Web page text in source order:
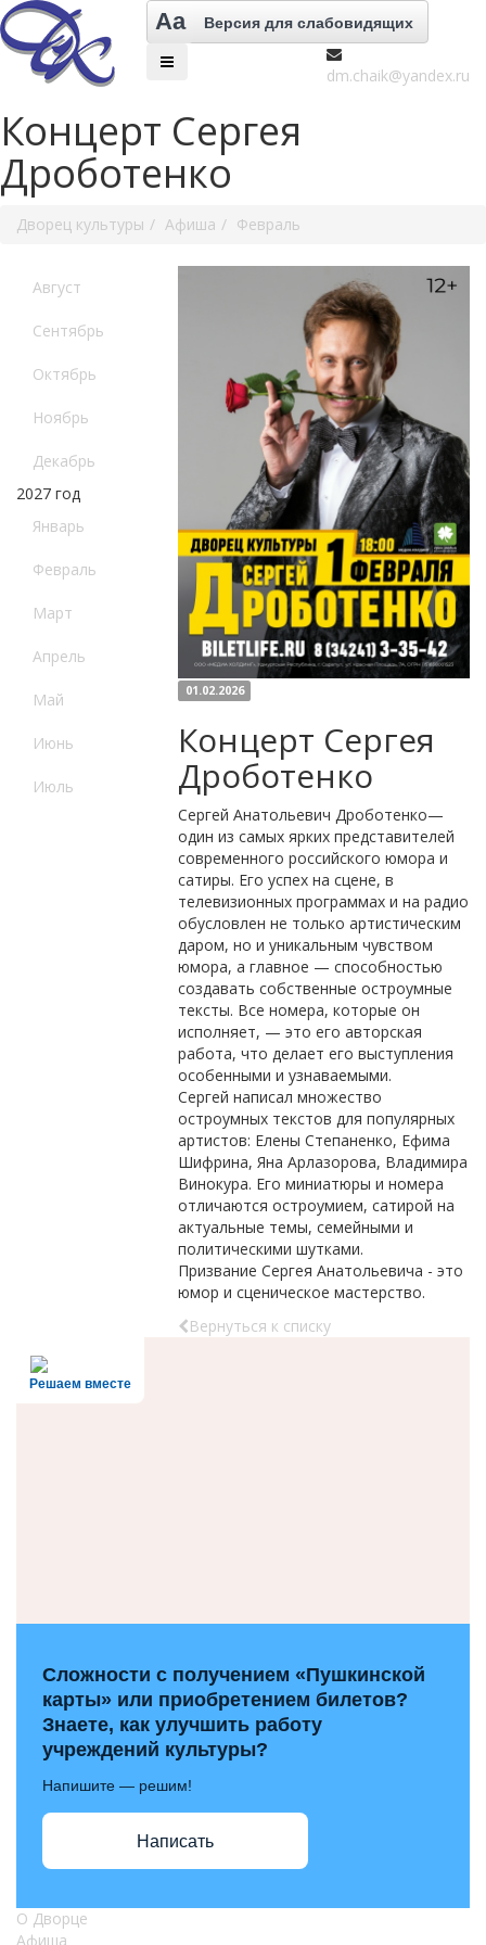
Aa Версия для слабовидящих
dm.chaik@yandex.ru
Концерт Сергея
Дроботенко
Дворец культуры Афиша Февраль
Август
Сентябрь
Октябрь
Ноябрь
Декабрь
2027 год
Январь
Февраль
Март
Апрель
Май
Июнь
Июль
01.02.2026
Концерт Сергея
Дроботенко
Сергей Анатольевич Дроботенко—
один из самых ярких представителей
современного российского юмора и
сатиры. Его успех на сцене, в
телевизионных программах и на радио
обусловлен не только артистическим
даром, но и уникальным чувством
юмора, а главное — способностью
создавать собственные остроумные
тексты. Все номера, которые он
исполняет, — это его авторская
работа, что делает его выступления
особенными и узнаваемыми.
Сергей написал множество
остроумных текстов для популярных
артистов: Елены Степаненко, Ефима
Шифрина, Яна Арлазорова, Владимира
Винокура. Его миниатюры и номера
отличаются остроумием, сатирой на
актуальные темы, семейными и
политическими шутками.
Призвание Сергея Анатольевича - это
юмор и сценическое мастерство.
Вернуться к списку
Решаем вместе
Сложности с получением «Пушкинской
карты» или приобретением билетов?
Знаете, как улучшить работу
учреждений культуры?
Напишите — решим!
Написать
О Дворце
Афиша